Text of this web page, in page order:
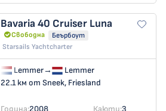
Bavaria 40 Cruiser Luna
Свободна
Беърбоут
Starsails Yachtcharter
Lemmer→
Lemmer
22.1 км от Sneek, Friesland
Година:2008 Каюти:3